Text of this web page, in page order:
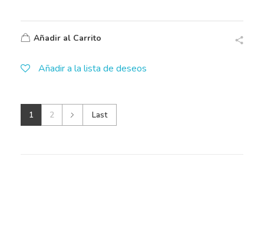
Añadir al Carrito
Añadir a la lista de deseos
1 2 Last